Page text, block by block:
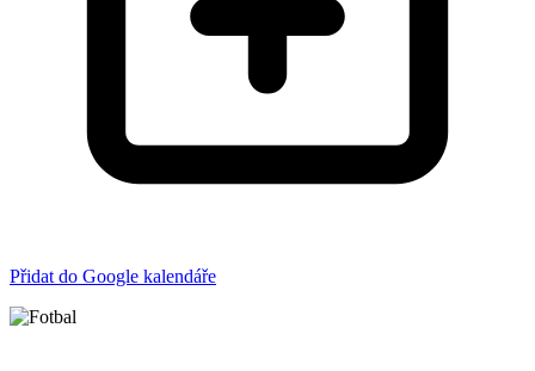
Přidat do Google kalendáře